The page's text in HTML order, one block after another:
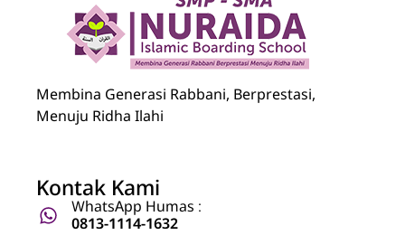
Nuraida Islamic Boarding School
Membina Generasi Rabbani, Berprestasi,
Menuju Ridha Ilahi
Kontak Kami
WhatsApp Humas :
0813-1114-1632